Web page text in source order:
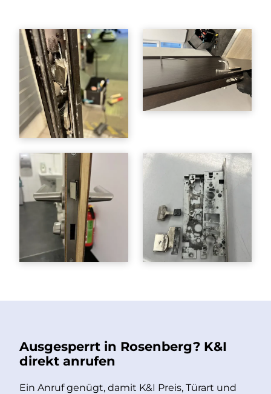
Ausgesperrt in Rosenberg? K&I
direkt anrufen
Ein Anruf genügt, damit K&I Preis, Türart und